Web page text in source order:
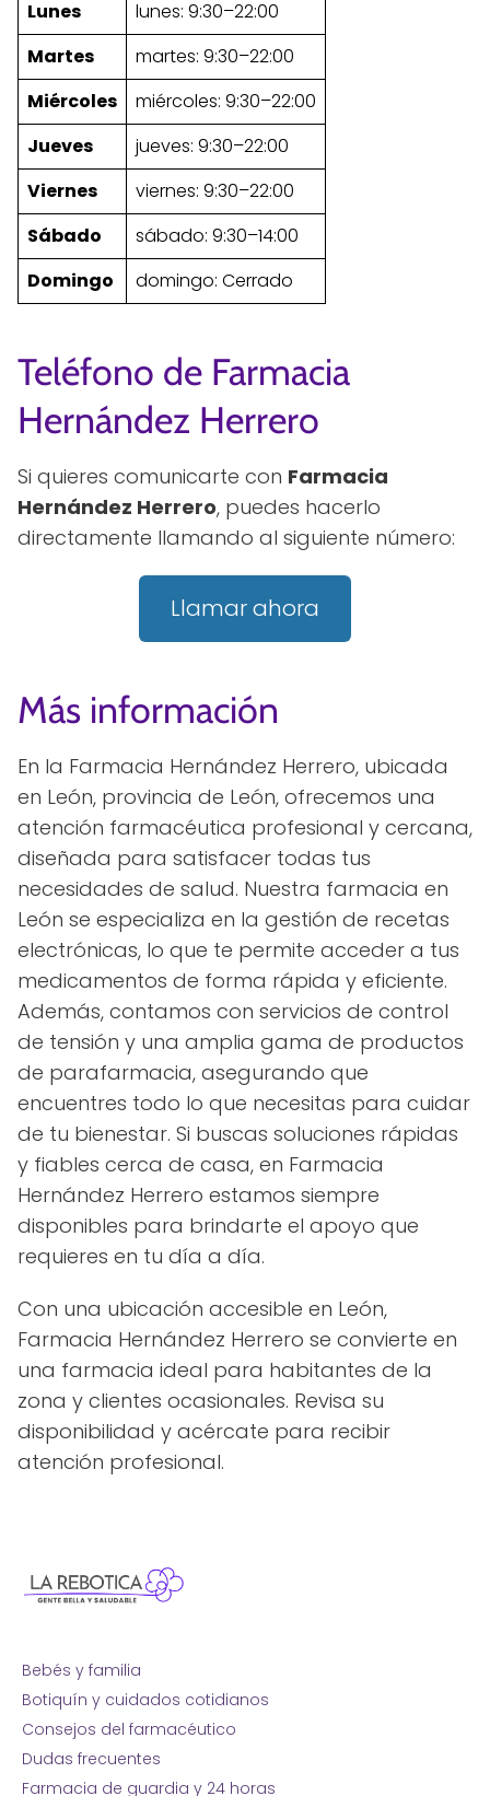
Lunes
lunes: 9:30–22:00
Martes
martes: 9:30–22:00
Miércoles
miércoles: 9:30–22:00
Jueves
jueves: 9:30–22:00
Viernes
viernes: 9:30–22:00
Sábado
sábado: 9:30–14:00
Domingo
domingo: Cerrado
Teléfono de Farmacia
Hernández Herrero
Si quieres comunicarte con Farmacia
Hernández Herrero, puedes hacerlo
directamente llamando al siguiente número:
Llamar ahora
Más información
En la Farmacia Hernández Herrero, ubicada
en León, provincia de León, ofrecemos una
atención farmacéutica profesional y cercana,
diseñada para satisfacer todas tus
necesidades de salud. Nuestra farmacia en
León se especializa en la gestión de recetas
electrónicas, lo que te permite acceder a tus
medicamentos de forma rápida y eficiente.
Además, contamos con servicios de control
de tensión y una amplia gama de productos
de parafarmacia, asegurando que
encuentres todo lo que necesitas para cuidar
de tu bienestar. Si buscas soluciones rápidas
y fiables cerca de casa, en Farmacia
Hernández Herrero estamos siempre
disponibles para brindarte el apoyo que
requieres en tu día a día.
Con una ubicación accesible en León,
Farmacia Hernández Herrero se convierte en
una farmacia ideal para habitantes de la
zona y clientes ocasionales. Revisa su
disponibilidad y acércate para recibir
atención profesional.
Bebés y familia
Botiquín y cuidados cotidianos
Consejos del farmacéutico
Dudas frecuentes
Farmacia de guardia y 24 horas